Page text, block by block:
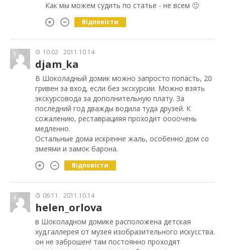
Как мы можем судить по статье - не всем 🙂
Відповісти
3 10:02 2011.10.14
djam_ka
В Шоколадный домик можно запросто попасть, 20
гривен за вход, если без экскурсии. Можно взять
экскурсовода за дополнительную плату. За
последний год дважды водила туда друзей. К
сожалению, реставрацияя проходит оооочень
медленно.
Остальные дома искренне жаль, особенно дом со
змеями и замок барона.
Відповісти
4 06:11 2011.10.14
helen_orlova
в Шоколадном домике расположена детская
худ.галлерея от музея изобразительного искусства.
он не заброшен! там постоянно проходят